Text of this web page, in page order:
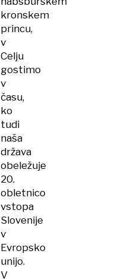
kronskem
princu,
v
Celju
gostimo
v
času,
ko
tudi
naša
država
obeležuje
20.
obletnico
vstopa
Slovenije
v
Evropsko
unijo.
V